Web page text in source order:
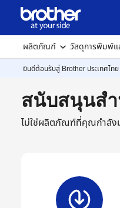
ผลิตภัณฑ์ วัสดุการพิมพ์แ
ยินดีต้อนรับสู่ Brother ประเทศไทย
สนับสนุนสำ
ไม่ใช่ผลิตภัณฑ์ที่คุณกำลัง